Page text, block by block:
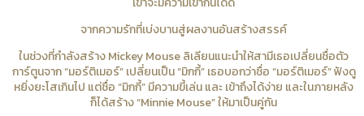
จากความรักที่เบ่งบานสู่ผลงานอันสร้างสรรค์
ในช่วงที่กำลังสร้าง Mickey Mouse ลิเลียนแนะนำให้สามีเธอเปลี่ยนชื่อตัว
การ์ตูนจาก “มอร์ติเมอร์” เปลี่ยนเป็น “มิกกี้” เธอบอกว่าชื่อ “มอร์ติเมอร์” ฟังดู
หยิ่งยะโสเกินไป แต่ชื่อ “มิกกี้” มีความขี้เล่น และ เข้าถึงได้ง่าย และในภายหลัง
ก็ได้สร้าง “Minnie Mouse” ให้มาเป็นคู่กัน